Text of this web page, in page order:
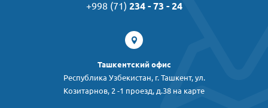
+998 (71) 234 - 73 - 24
Ташкентский офис
Республика Узбекистан, г. Ташкент, ул.
Козитарнов, 2 -1 проезд, д.38 на карте